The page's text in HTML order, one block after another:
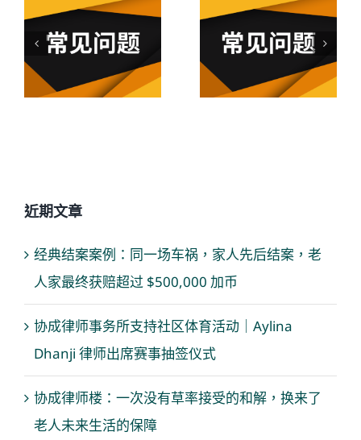
如果没买
车保险的
后果是什
到交通意
外后5件不
应该做的
近期文章
经典结案案例：同一场车祸，家人先后结案，老
人家最终获赔超过 $500,000 加币
协成律师事务所支持社区体育活动｜Aylina
Dhanji 律师出席赛事抽签仪式
协成律师楼：一次没有草率接受的和解，换来了
老人未来生活的保障